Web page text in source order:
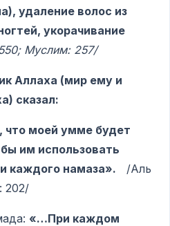
удаление волос из
укорачивание
Муслим: 257/
Аллаха (мир ему и
сказал:
что моей умме будет
им использовать
каждого намаза». /Аль
202/
«…При каждом